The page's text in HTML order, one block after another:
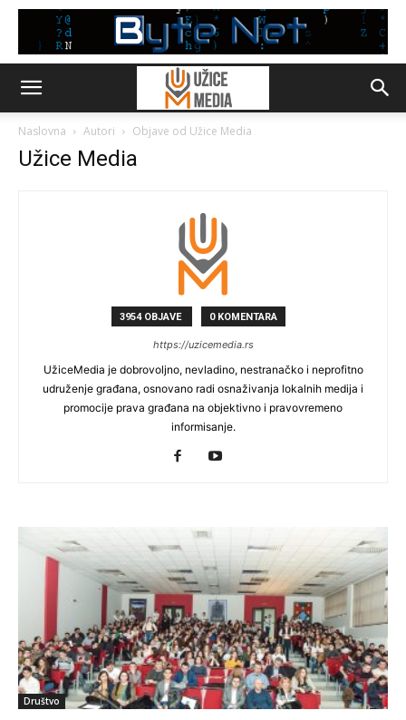
Naslovna Autori Objave od Užice Media
Užice Media
3954 OBJAVE 0 KOMENTARA
https://uzicemedia.rs
UžiceMedia je dobrovoljno, nevladino, nestranačko i neprofitno
udruženje građana, osnovano radi osnaživanja lokalnih medija i
promocije prava građana na objektivno i pravovremeno
informisanje.
Društvo